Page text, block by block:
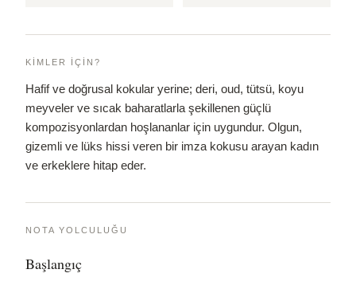
KIMLER İÇIN?
Hafif ve doğrusal kokular yerine; deri, oud, tütsü, koyu
meyveler ve sıcak baharatlarla şekillenen güçlü
kompozisyonlardan hoşlananlar için uygundur. Olgun,
gizemli ve lüks hissi veren bir imza kokusu arayan kadın
ve erkeklere hitap eder.
NOTA YOLCULUĞU
Başlangıç